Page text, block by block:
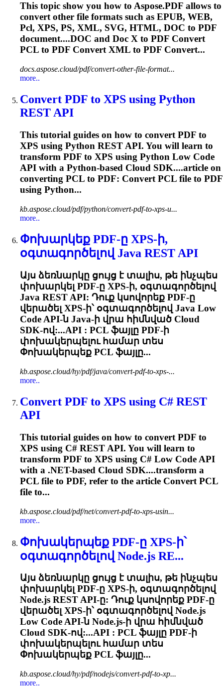
This topic show you how to Aspose.PDF allows to
convert other file formats such as EPUB, WEB,
Pcl, XPS, PS, XML, SVG, HTML, DOC to PDF
document....DOC and Doc X to PDF Convert
PCL to PDF Convert XML to PDF Convert...
docs.aspose.cloud/pdf/convert-other-file-format...
more..
Convert PDF to XPS using Python
REST API
This tutorial guides on how to convert PDF to
XPS using Python REST API. You will learn to
transform PDF to XPS using Python Low Code
API with a Python-based Cloud SDK....article on
converting PCL to PDF: Convert PCL file to PDF
using Python...
kb.aspose.cloud/pdf/python/convert-pdf-to-xps-u...
more..
Փոխարկեք PDF-ը XPS-ի,
օգտագործելով Java REST API
Այս ձեռնարկը ցույց է տալիս, թե ինչպես
փոխարկել PDF-ը XPS-ի, օգտագործելով
Java REST API: Դուք կսովորեք PDF-ը
վերածել XPS-ի՝ օգտագործելով Java Low
Code API-ն Java-ի վրա հիմնված Cloud
SDK-ով:...API : PCL ֆայլը PDF-ի
փոխակերպելու համար տես
Փոխակերպեք PCL ֆայլը...
kb.aspose.cloud/hy/pdf/java/convert-pdf-to-xps-...
more..
Convert PDF to XPS using C# REST
API
This tutorial guides on how to convert PDF to
XPS using C# REST API. You will learn to
transform PDF to XPS using C# Low Code API
with a .NET-based Cloud SDK....transform a
PCL file to PDF, refer to the article Convert PCL
file to...
kb.aspose.cloud/pdf/net/convert-pdf-to-xps-usin...
more..
Փոխակերպեք PDF-ը XPS-ի՝
օգտագործելով Node.js RE...
Այս ձեռնարկը ցույց է տալիս, թե ինչպես
փոխարկել PDF-ը XPS-ի, օգտագործելով
Node.js REST API-ը: Դուք կսովորեք PDF-ը
վերածել XPS-ի՝ օգտագործելով Node.js
Low Code API-ն Node.js-ի վրա հիմնված
Cloud SDK-ով:...API : PCL ֆայլը PDF-ի
փոխակերպելու համար տես
Փոխակերպեք PCL ֆայլը...
kb.aspose.cloud/hy/pdf/nodejs/convert-pdf-to-xp...
more..